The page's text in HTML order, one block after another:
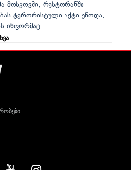
მოსკოვში, რესტორანში
ტერორისტული აქტი უწოდა,
ინფორმაც...